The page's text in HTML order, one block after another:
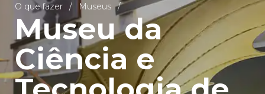
O que fazer Museus
Museu da
Ciência e